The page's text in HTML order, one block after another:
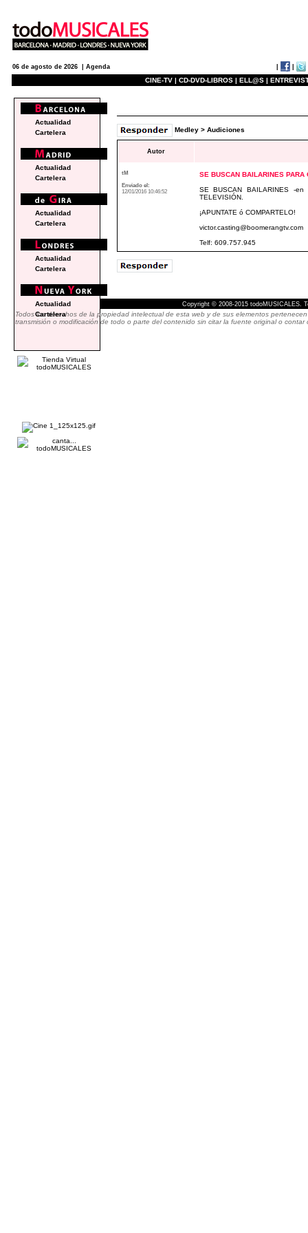
06 de agosto de 2026 | Agenda
CINE-TV | CD-DVD-LIBROS | ELL@S |
Medley > Audiciones
Autor
tM
Enviado el:
12/01/2016 10:46:52
SE BUSCAN BAILARINES PARA
SE BUSCAN BAILARINES -
TELEVISIÓN.
¡APUNTATE ó COMPARTELO!
victor.casting@boomerangtv.com
Telf: 609.757.945
Actualidad
Cartelera
Actualidad
Cartelera
Actualidad
Cartelera
Actualidad
Cartelera
Actualidad
Cartelera
Copyright © 2008-2015 todoMUSICALES.
Todos los derechos de la propiedad intelectual de esta web y de sus elementos
transmisión o modificación de todo o parte del contenido sin citar la fuente original o